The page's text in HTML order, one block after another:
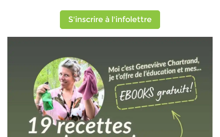
S'inscrire à l'infolettre